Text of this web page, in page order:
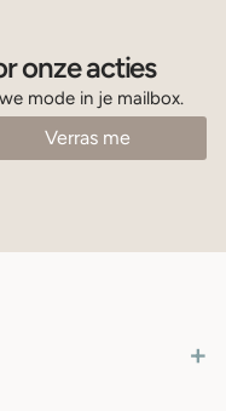
onze acties
mode in je mailbox.
+